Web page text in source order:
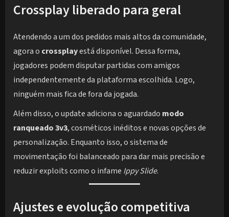
Crossplay liberado para geral
Atendendo a um dos pedidos mais altos da comunidade,
agora o crossplayestá disponível. Dessa forma,
jogadores podem disputar partidas com amigos
independentemente da plataforma escolhida. Logo,
ninguém mais fica de fora da jogada.
Além disso, o update adiciona o aguardado modo
ranqueado 3v3, cosméticos inéditos e novas opções de
personalização. Enquanto isso, o sistema de
movimentação foi balanceado para dar mais precisão e
reduzir exploits como o infame Ippy Slide.
Ajustes e evolução competitiva